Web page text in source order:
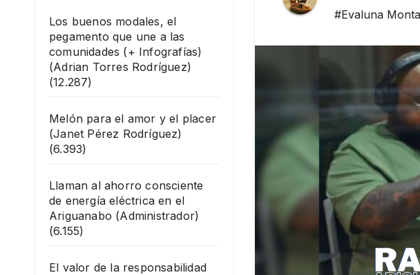
Los buenos modales, el
pegamento que une a las
comunidades (+ Infografías)
(Adrian Torres Rodríguez)
(12.287)
Melón para el amor y el placer
(Janet Pérez Rodríguez)
(6.393)
Llaman al ahorro consciente
de energía eléctrica en el
Ariguanabo (Administrador)
(6.155)
El valor de la responsabilidad
#Evaluna